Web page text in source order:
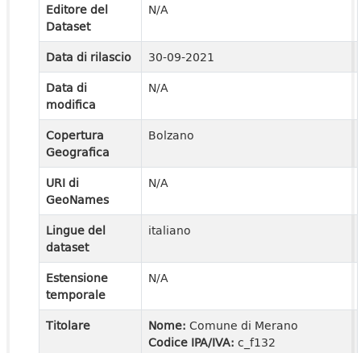
Editore del
Dataset
N/A
Data di rilascio
30-09-2021
Data di
modifica
N/A
Copertura
Geografica
Bolzano
URI di
GeoNames
N/A
Lingue del
dataset
italiano
Estensione
temporale
N/A
Titolare Nome: Comune di Merano
Codice IPA/IVA: c_f132